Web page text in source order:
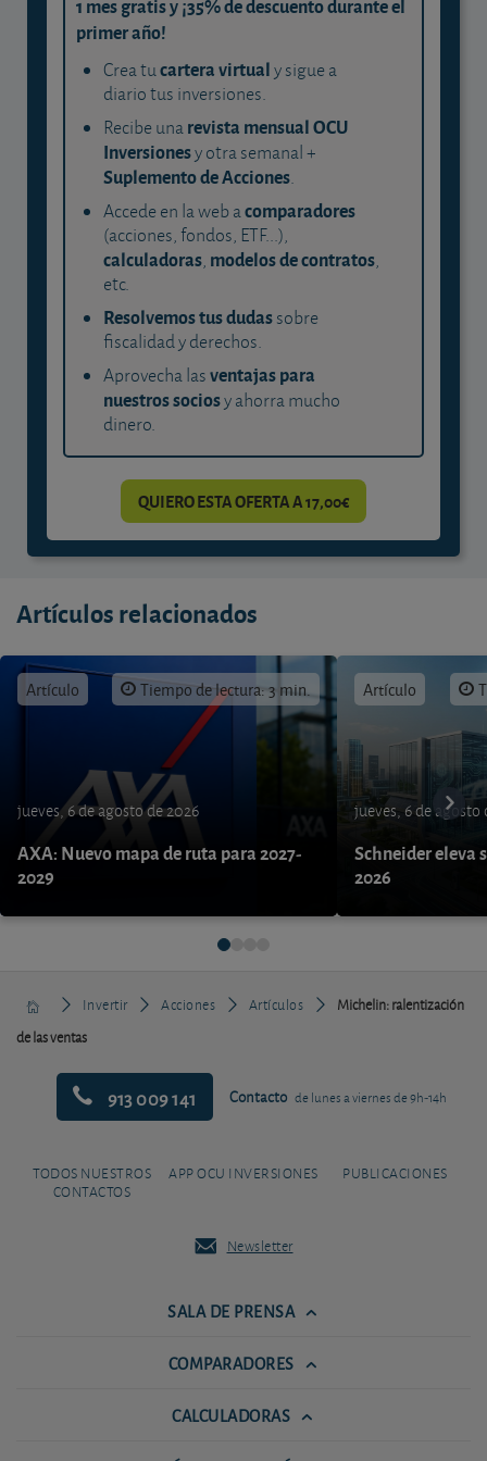
1 mes gratis y ¡35% de descuento durante el
primer año!
Crea tucartera virtualy sigue a
diario tus inversiones.
Recibe unarevista mensual OCU
Inversionesy otra semanal +
Suplemento de Acciones.
Accede en la web acomparadores
(acciones, fondos, ETF...),
calculadoras, modelos de contratos,
etc.
Resolvemos tus dudassobre
fiscalidad y derechos.
Aprovecha lasventajas para
nuestros sociosy ahorra mucho
dinero.
QUIERO ESTA OFERTA A 17,00€
Artículos relacionados
Artículo Tiempo de lectura: 3 min.
jueves, 6 de agosto de 2026
AXA: Nuevo mapa de ruta para 2027-
2029
Artículo
jueves, 6 de agosto
Schneider eleva
2026
Invertir Acciones Artículos
Michelin: ralentización
de las ventas
913 009 141 Contacto de lunes a viernes de 9h-14h
TODOS NUESTROS
CONTACTOS
APP OCU INVERSIONES PUBLICACIONES
Newsletter
SALA DE PRENSA
COMPARADORES
CALCULADORAS